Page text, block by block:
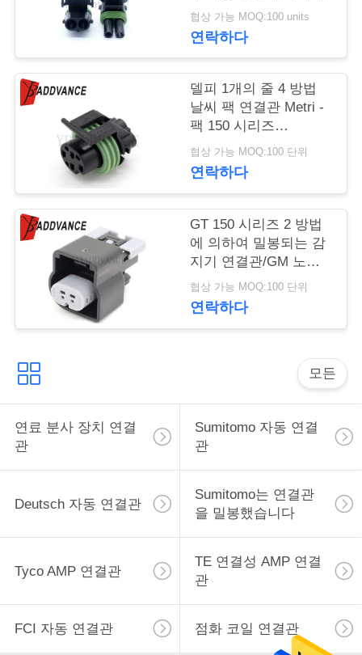
세
문
을
세
요
사
이
트
맵
개
협상 가능 MOQ:100 units
연락하다
델피 1개의 줄 4 방법
날씨 팩 연결관 Metri -
팩 150 시리즈
12065298
협상 가능 MOQ:100 단위
연락하다
GT 150 시리즈 2 방법
에 의하여 밀봉되는 감
지기 연결관/GM 노크
감지기 연결관
15374222
협상 가능 MOQ:100 단위
연락하다
모든
연료 분사 장치 연결
관
Sumitomo 자동 연결
관
Deutsch 자동 연결관
Sumitomo는 연결관
을 밀봉했습니다
Tyco AMP 연결관
TE 연결성 AMP 연결
관
FCI 자동 연결관 점화 코일 연결관